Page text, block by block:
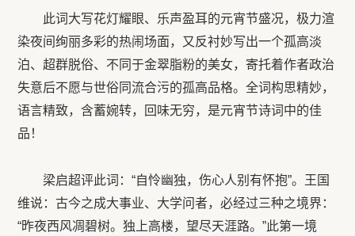
此词大写花灯耀眼、乐声盈耳的元宵节盛况，极力渲
染夜间绚丽多彩的热闹场面，又反衬妙写出一个孤高淡
泊、超群脱俗、不同于金翠脂粉的美女，寄托着作者政治
失意后不愿与世俗同流合污的孤高品格。全词构思精妙，
语言精致，含蓄婉转，回味无穷，是元宵节诗词中的佳
品！
梁启超评此词：“自怜幽独，伤心人别有怀抱”。王国
维说：古今之成大事业、大学问者，必经过三种之境界：
“昨夜西风凋碧树。独上高楼，望尽天涯路。”此第一境